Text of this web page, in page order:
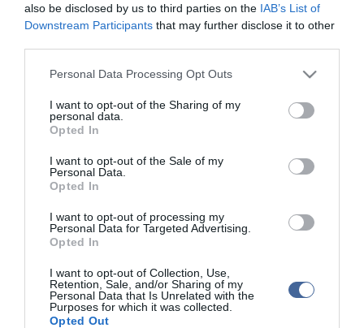
also be disclosed by us to third parties on the IAB’s List of
Downstream Participants that may further disclose it to other
Please note that this website/app uses one or more Google
not limited to your visit or usage behaviour. You may click to
grant or deny consent to Google and its third-party tags to
use your data for below specified purposes in below Google
consent section.
Personal Data Processing Opt Outs
I want to opt-out of the Sharing of my
personal data.
Opted In
I want to opt-out of the Sale of my
Personal Data.
Opted In
I want to opt-out of processing my
Personal Data for Targeted Advertising.
Opted In
I want to opt-out of Collection, Use,
Retention, Sale, and/or Sharing of my
Personal Data that Is Unrelated with the
Purposes for which it was collected.
Opted Out
A bíróság a jogerős ítéletben külön magatartási szabályként előírta
csevegőalkalmazások használatától, valamint az internetes
Figyelem! A cikkhez hozzáfűzött hozzászólások nem a
network nézeteit
tükrözik. A szerkesztőség mindössze a hírek publikációjával foglalkozik, a
kommenteket nem tudja befolyásolni - azok az olvasók személyes véleményét
Kérjük, kulturáltan, mások személyiségi jogainak és jó hírnevének tiszteletben
tartásával kommenteljenek!